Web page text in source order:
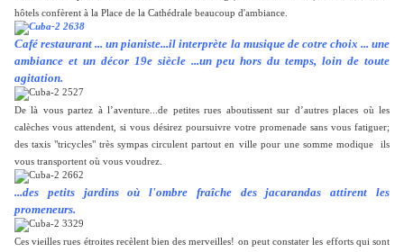
hôtels confèrent à la Place de la Cathédrale beaucoup d'ambiance.
Café restaurant ... un pianiste...il interprète la musique de cotre choix ... une
ambiance et un décor 19e siècle ...un peu hors du temps, loin de toute
agitation.
De là vous partez à l’aventure...de petites rues aboutissent sur d’autres places où les
calèches vous attendent, si vous désirez poursuivre votre promenade sans vous fatiguer;
des taxis "tricycles" très sympas circulent partout en ville pour une somme modique ils
vous transportent où vous voudrez.
...des petits jardins où l'ombre fraîche des jacarandas attirent les
promeneurs.
Ces vieilles rues étroites recèlent bien des merveilles! on peut constater les efforts qui sont